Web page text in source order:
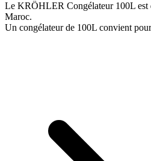
Le KRÖHLER Congélateur 100L
Maroc.
Un congélateur de 100L convient